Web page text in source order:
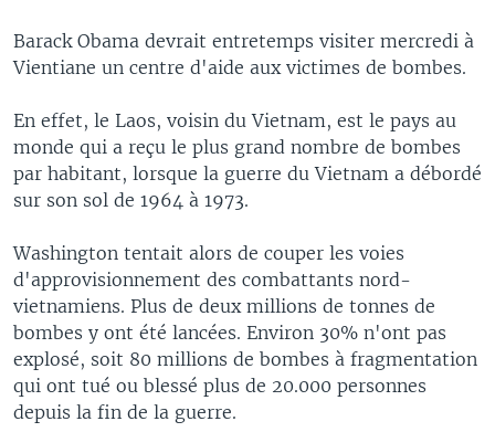
Barack Obama devrait entretemps visiter mercredi à
Vientiane un centre d'aide aux victimes de bombes.
En effet, le Laos, voisin du Vietnam, est le pays au
monde qui a reçu le plus grand nombre de bombes
par habitant, lorsque la guerre du Vietnam a débordé
sur son sol de 1964 à 1973.
Washington tentait alors de couper les voies
d'approvisionnement des combattants nord-
vietnamiens. Plus de deux millions de tonnes de
bombes y ont été lancées. Environ 30% n'ont pas
explosé, soit 80 millions de bombes à fragmentation
qui ont tué ou blessé plus de 20.000 personnes
depuis la fin de la guerre.